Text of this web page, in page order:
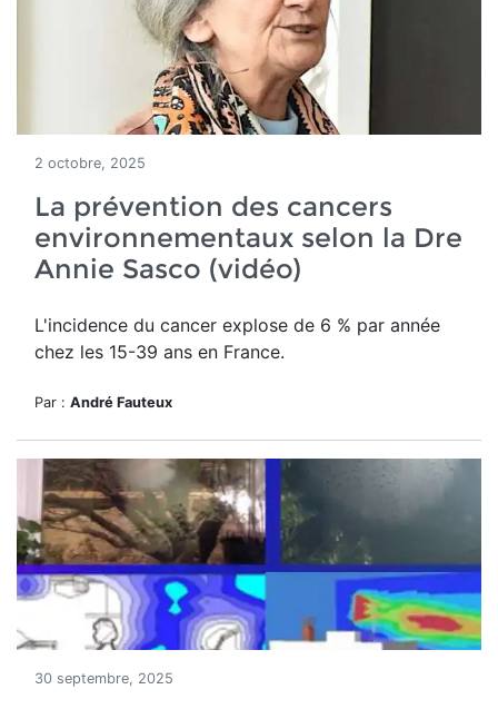
2 octobre, 2025
La prévention des cancers
environnementaux selon la Dre
Annie Sasco (vidéo)
L'incidence du cancer explose de 6 % par année
chez les 15-39 ans en France.
Par : André Fauteux
30 septembre, 2025